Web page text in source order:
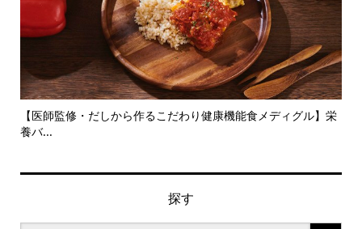
【医師監修・だしから作るこだわり健康機能食メディグル】栄
養バ...
探す